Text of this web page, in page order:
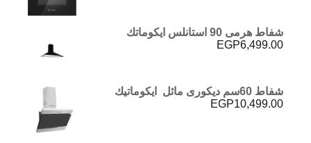
شفاط هرمى 90 استانلس ايكوماتك
EGP6,499.00
شفاط 60سم ديكورى مائل ايكوماتيك
EGP10,499.00